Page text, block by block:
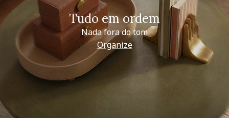
Tudo em ordem
Nada fora do tom
Organize